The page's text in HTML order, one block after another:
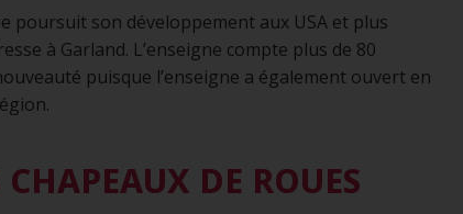
poursuit son développement aux USA et plus
à Garland. L’enseigne compte plus de 80
puisque l’enseigne a également ouvert en
DE ROUES